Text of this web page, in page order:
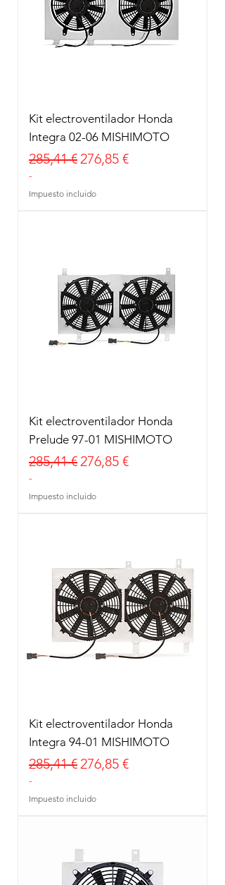
Kit electroventilador Honda
Integra 02-06 MISHIMOTO
Precio
285,41 € Precio de oferta
276,85 €
-
Impuesto incluido
Kit electroventilador Honda
Prelude 97-01 MISHIMOTO
Precio
285,41 € Precio de oferta
276,85 €
-
Impuesto incluido
Kit electroventilador Honda
Integra 94-01 MISHIMOTO
Precio
285,41 € Precio de oferta
276,85 €
-
Impuesto incluido